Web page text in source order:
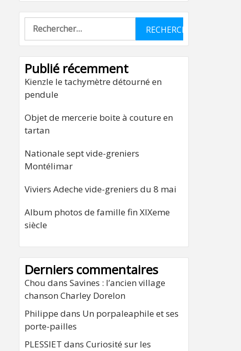
Rechercher :
Publié récemment
Kienzle le tachymètre détourné en
pendule
Objet de mercerie boite à couture en
tartan
Nationale sept vide-greniers
Montélimar
Viviers Adeche vide-greniers du 8 mai
Album photos de famille fin XIXeme
siècle
Derniers commentaires
Chou dans Savines : l’ancien village
chanson Charley Dorelon
Philippe dans Un porpaleaphile et ses
porte-pailles
PLESSIET dans Curiosité sur les